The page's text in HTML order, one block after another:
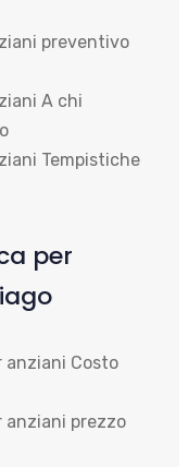
preventivo
A chi
Tempistiche
per
anziani Costo
anziani prezzo